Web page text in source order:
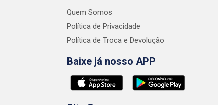
Quem Somos
Política de Privacidade
Política de Troca e Devolução
Baixe já nosso APP